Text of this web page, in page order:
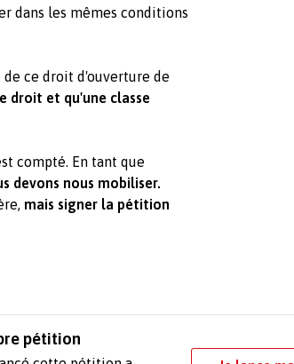
dans les mêmes conditions
ce droit d'ouverture de
droit et qu'une classe
compté. En tant que
devons nous mobiliser.
mais signer la pétition
pétition